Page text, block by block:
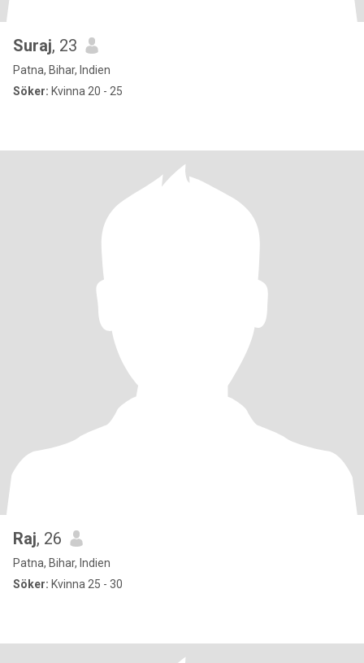
Suraj, 23
Patna, Bihar, Indien
Söker: Kvinna 20 - 25
Raj, 26
Patna, Bihar, Indien
Söker: Kvinna 25 - 30